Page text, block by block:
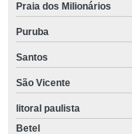
aluguel tenda 10x10
empresa de aluguel tenda
tenda para casamento
tenda transparente
aluguel de tenda para
Praia dos Milionários
Puruba
Santos
São Vicente
litoral paulista
Betel